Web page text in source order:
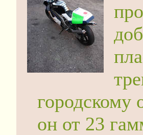
городскому
он от 23